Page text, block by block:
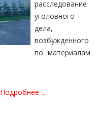
расследование
уголовного
дела,
возбужденного
по материалам
Подробнее ...